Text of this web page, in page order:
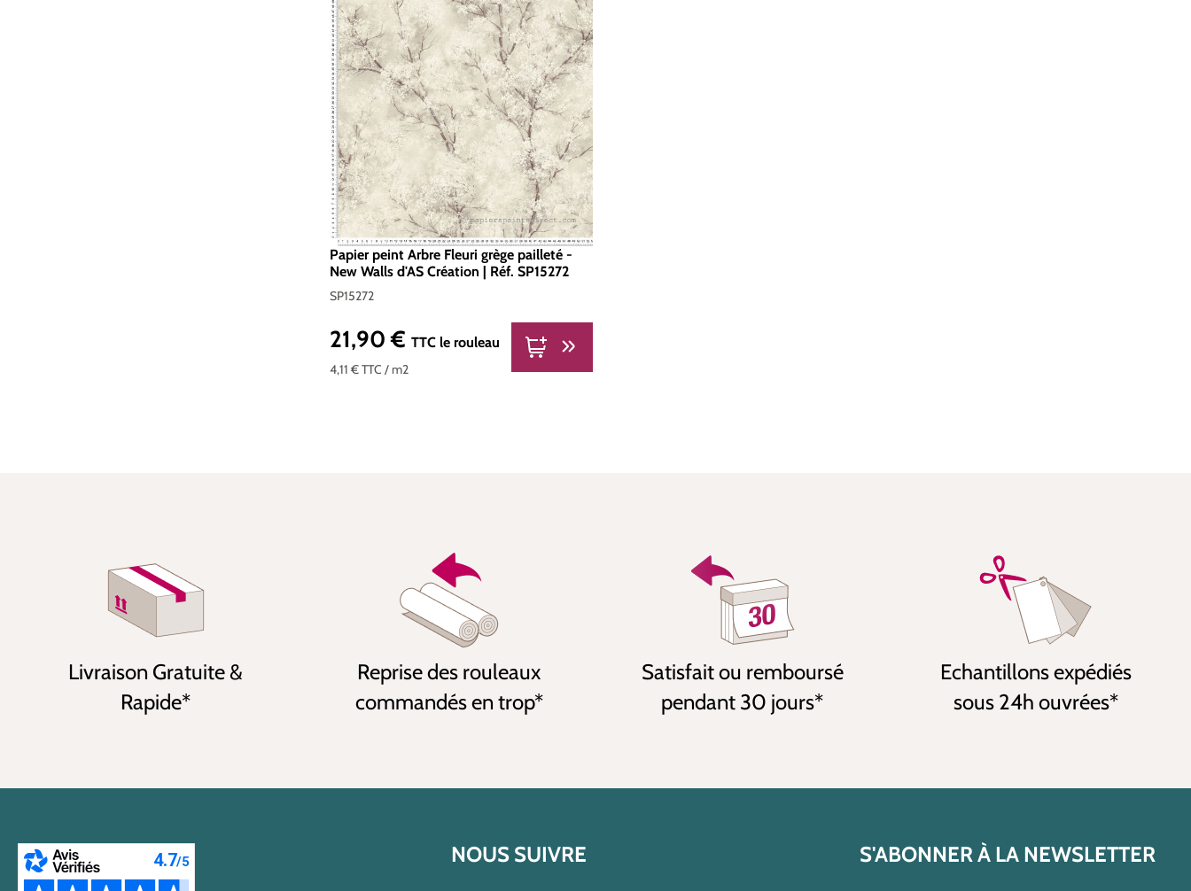
Papier peint Arbre Fleuri grège pailleté -
New Walls d'AS Création | Réf. SP15272
SP15272
4,11 €TTC / m2
Prix régulier :
21,90 € TTC le rouleau
Livraison Gratuite &
Rapide*
Reprise des rouleaux
commandés en trop*
Satisfait ou remboursé
pendant 30 jours*
Echantillons expédiés
sous 24h ouvrées*
NOUS SUIVRE S'ABONNER À LA NEWSLETTER